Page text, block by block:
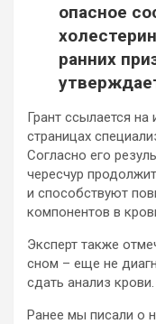
опасное
ранних
Грант ссылается
страницах
Согласно его
чересчур
и способствуют
компонентов в
Эксперт также
сном – еще не
сдать анализ крови.
Ранее мы писали о